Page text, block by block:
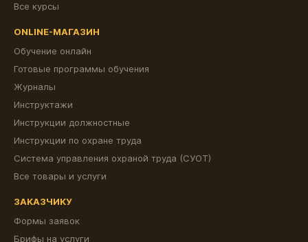
Все курсы
ONLINE-МАГАЗИН
Обучение онлайн
Готовые программы обучения
Журналы
Инструктажи
Инструкции должностные
Инструкции по охране труда
Система управления охраной труда (СУОТ)
Все товары и услуги
ЗАКАЗЧИКУ
Формы заявок
Брифы на услуги